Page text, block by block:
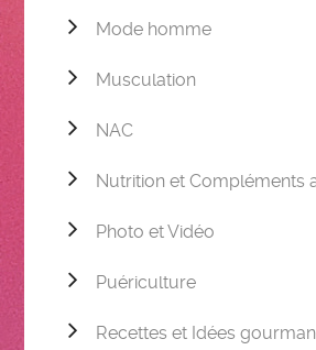
Mode homme
Musculation
NAC
Nutrition et Compléments
Photo et Vidéo
Puériculture
Recettes et Idées